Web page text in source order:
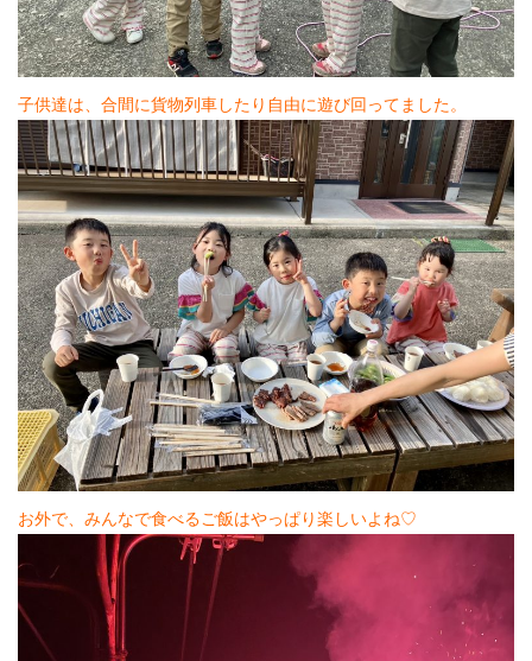
子供達は、合間に貨物列車したり自由に遊び回ってました。
お外で、みんなで食べるご飯はやっぱり楽しいよね♡